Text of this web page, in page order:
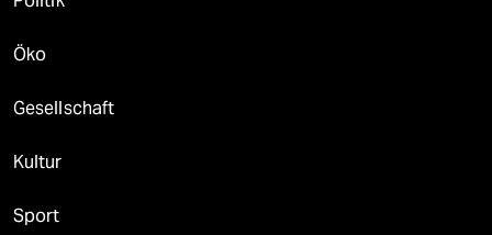
Öko
Gesellschaft
Kultur
Sport